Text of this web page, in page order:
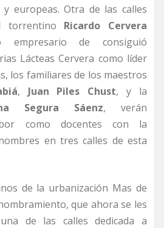
y europeas. Otra de las calles
torrentino Ricardo Cervera
empresario de consiguió
Lácteas Cervera como líder
los familiares de los maestros
, Juan Piles Chust, y la
Segura Sáenz, verán
como docentes con la
en tres calles de esta
de la urbanización Mas de
que ahora se les
de las calles dedicada a